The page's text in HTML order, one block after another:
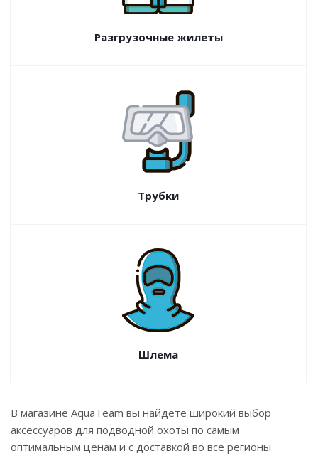
Разгрузочные жилеты
Трубки
Шлема
В магазине AquaTeam вы найдете широкий выбор
аксессуаров для подводной охоты по самым
оптимальным ценам и с доставкой во все регионы